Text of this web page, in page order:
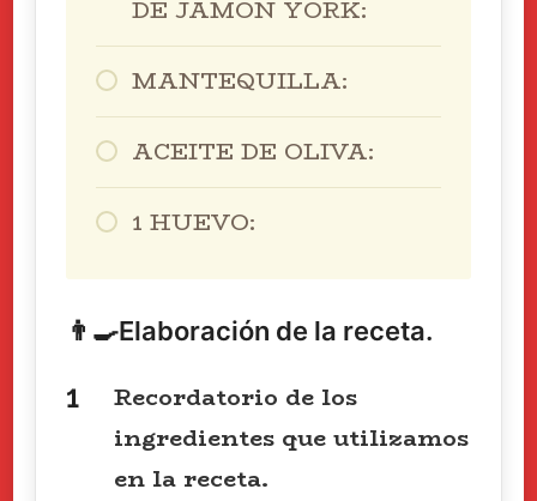
DE JAMON YORK:
MANTEQUILLA:
ACEITE DE OLIVA:
1 HUEVO:
👨‍🍳Elaboración de la receta.
Recordatorio de los
ingredientes que utilizamos
en la receta.